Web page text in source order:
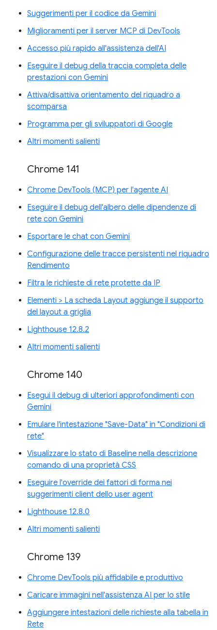
Suggerimenti per il codice da Gemini
Miglioramenti per il server MCP di DevTools
Accesso più rapido all'assistenza dell'AI
Eseguire il debug della traccia completa delle
prestazioni con Gemini
Attiva/disattiva orientamento del riquadro a
scomparsa
Programma per gli sviluppatori di Google
Altri momenti salienti
Chrome 141
Chrome DevTools (MCP) per l'agente AI
Eseguire il debug dell'albero delle dipendenze di
rete con Gemini
Esportare le chat con Gemini
Configurazione delle tracce persistenti nel riquadro
Rendimento
Filtra le richieste di rete protette da IP
Elementi > La scheda Layout aggiunge il supporto
del layout a griglia
Lighthouse 12.8.2
Altri momenti salienti
Chrome 140
Esegui il debug di ulteriori approfondimenti con
Gemini
Emulare l'intestazione "Save-Data" in "Condizioni di
rete"
Visualizzare lo stato di Baseline nella descrizione
comando di una proprietà CSS
Eseguire l'override dei fattori di forma nei
suggerimenti client dello user agent
Lighthouse 12.8.0
Altri momenti salienti
Chrome 139
Chrome DevTools più affidabile e produttivo
Caricare immagini nell'assistenza AI per lo stile
Aggiungere intestazioni delle richieste alla tabella in
Rete